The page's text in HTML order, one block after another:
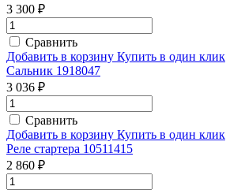
3 300 ₽
Сравнить
Добавить в корзину Купить в один клик
Сальник 1918047
3 036 ₽
Сравнить
Добавить в корзину Купить в один клик
Реле стартера 10511415
2 860 ₽